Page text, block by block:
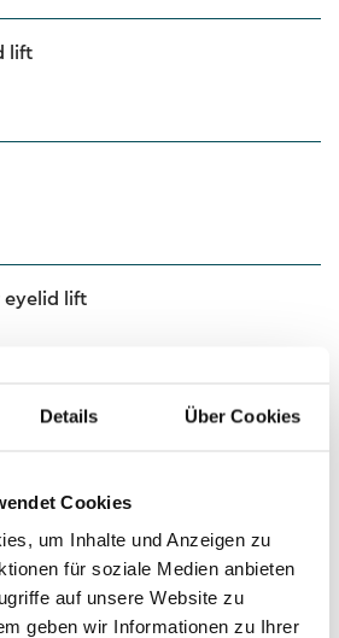
Details Über Cookies
Cookies
um Inhalte und Anzeigen zu
für soziale Medien anbieten
auf unsere Website zu
geben wir Informationen zu Ihrer
lift
eyelid lift
eyelid lift